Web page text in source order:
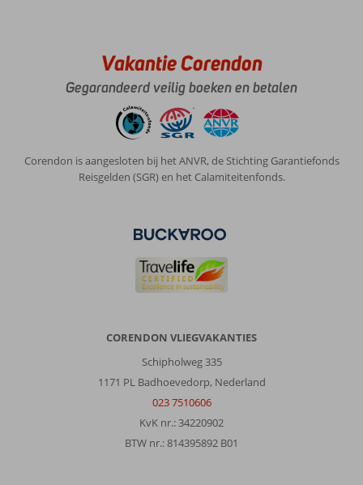
Vakantie Corendon
Gegarandeerd veilig boeken en betalen
Corendon is aangesloten bij het ANVR, de Stichting Garantiefonds
Reisgelden (SGR) en het Calamiteitenfonds.
CORENDON VLIEGVAKANTIES
Schipholweg 335
1171 PL Badhoevedorp, Nederland
023 7510606
KvK nr.: 34220902
BTW nr.: 814395892 B01